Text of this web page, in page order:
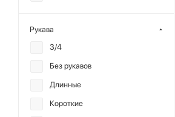
Рукава
3/4
Без рукавов
Длинные
Короткие